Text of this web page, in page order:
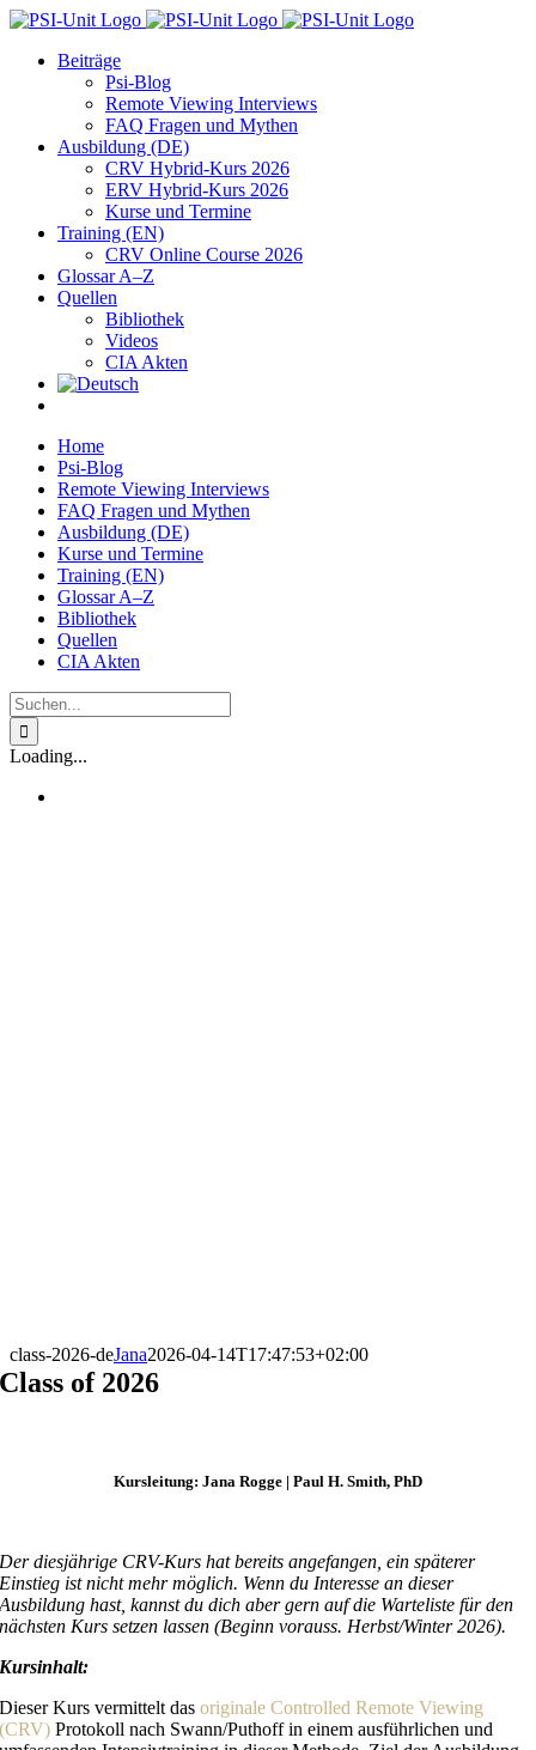
Zum
springenBeiträge
Psi-Blog
Remote Viewing Interviews
FAQ Fragen und Mythen
Ausbildung (DE)
CRV Hybrid-Kurs 2026
ERV Hybrid-Kurs 2026
Kurse und Termine
Training (EN)
CRV Online Course 2026
Glossar A–Z
Quellen
Bibliothek
Videos
CIA Akten
Home
Psi-Blog
Remote Viewing Interviews
FAQ Fragen und Mythen
Ausbildung (DE)
Kurse und Termine
Training (EN)
Glossar A–Z
Bibliothek
Quellen
CIA Akten
Suche
nach:
Loading...
class-2026-deJana2026-04-14T17:47:53+02:00
Class of 2026
Kursleitung: Jana Rogge | Paul H. Smith, PhD
Der diesjährige CRV-Kurs hat bereits angefangen, ein späterer
Einstieg ist nicht mehr möglich. Wenn du Interesse an dieser
Ausbildung hast, kannst du dich aber gern auf die Warteliste für den
nächsten Kurs setzen lassen (Beginn vorauss. Herbst/Winter 2026).
Kursinhalt:
Dieser Kurs vermittelt dasoriginale Controlled Remote Viewing
(CRV) Protokoll nach Swann/Puthoff in einem ausführlichen und